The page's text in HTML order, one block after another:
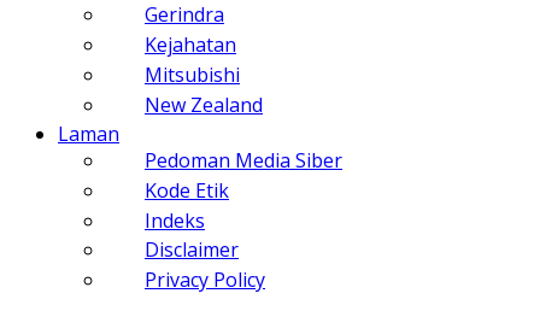
Gerindra
Kejahatan
Mitsubishi
New Zealand
Laman
Pedoman Media Siber
Kode Etik
Indeks
Disclaimer
Privacy Policy